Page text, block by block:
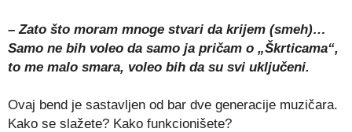
– Zato što moram mnoge stvari da krijem (smeh)…
Samo ne bih voleo da samo ja pričam o „Škrticama“,
to me malo smara, voleo bih da su svi uključeni.
Ovaj bend je sastavljen od bar dve generacije muzičara.
Kako se slažete? Kako funkcionišete?